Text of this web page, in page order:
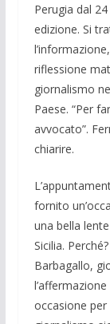
Perugia dal
edizione. Si
riflessione
giornalismo
Paese. “Per
avvocato”.
chiarire.
fornito
una bella
Sicilia.
Barbagallo,
occasione